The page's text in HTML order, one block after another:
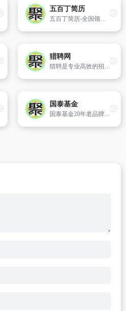
五百丁简历
五百丁简历-全国领先的专业简历制作平台，支持手机在线编辑，智能高效，海量精美模板，HR专家推荐使用_500D.ME
猎聘网
猎聘是专业高效的招聘求职平台，为求职者提供海量高薪职位，在线沟通，快速反馈！为企业招聘方提供免费招人服务，优质人才，精准推荐，招人找工作就用猎聘聊！
国泰基金
国泰基金20年老品牌，值得信赖，利是宝购基,省钱省心，利是宝申购基金,享费率优惠，专业保障，安全理财：多重安全验证，资金同卡进出，基金交易，高效便捷：在线开户，随时随地进行认/申购、定投、转换、赎回等交易，盈亏明细随时查看，快速取现，实时到账：支持T+0快速取现，实时到账。